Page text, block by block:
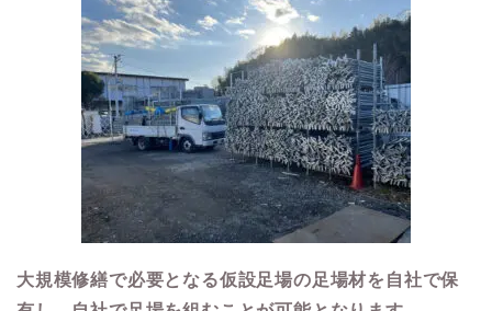
大規模修繕で必要となる仮設足場の足場材を自社で保